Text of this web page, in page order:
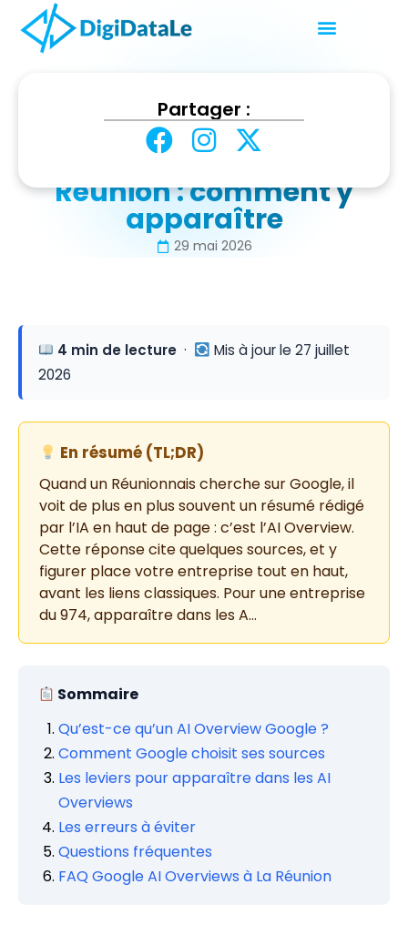
Google AI Overviews à La Réunion : comment y
apparaître
Google AI Overviews à La
Réunion : comment y
apparaître
29 mai 2026
4 min de lecture ·
Mis à jour le 27 juillet
2026
En résumé (TL;DR)
Quand un Réunionnais cherche sur Google, il
voit de plus en plus souvent un résumé rédigé
par l’IA en haut de page : c’est l’AI Overview.
Cette réponse cite quelques sources, et y
figurer place votre entreprise tout en haut,
avant les liens classiques. Pour une entreprise
du 974, apparaître dans les A…
Sommaire
Qu’est-ce qu’un AI Overview Google ?
Comment Google choisit ses sources
Les leviers pour apparaître dans les AI
Overviews
Les erreurs à éviter
Questions fréquentes
FAQ Google AI Overviews à La Réunion
Partager :